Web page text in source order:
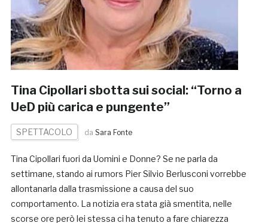
Tina Cipollari sbotta sui social: “Torno a
UeD più carica e pungente”
SPETTACOLO da Sara Fonte
Tina Cipollari fuori da Uomini e Donne? Se ne parla da
settimane, stando ai rumors Pier Silvio Berlusconi vorrebbe
allontanarla dalla trasmissione a causa del suo
comportamento. La notizia era stata già smentita, nelle
scorse ore però lei stessa ci ha tenuto a fare chiarezza